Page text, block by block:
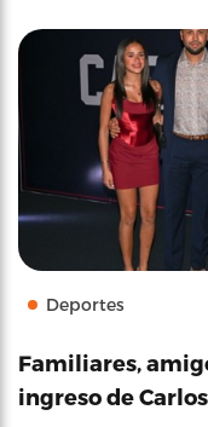
Deportes
Familiares,
ingreso de